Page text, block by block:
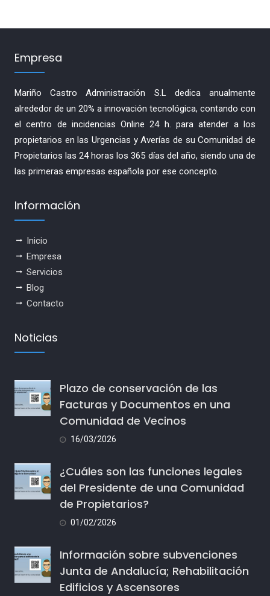
Empresa
Mariño Castro Administración S.L dedica anualmente
alrededor de un 20% a innovación tecnológica, contando con
el centro de incidencias Online 24 h. para atender a los
propietarios en las Urgencias y Averías de su Comunidad de
Propietarios las 24 horas los 365 días del año, siendo una de
las primeras empresas española por ese concepto.
Información
Inicio
Empresa
Servicios
Blog
Contacto
Noticias
Plazo de conservación de las
Facturas y Documentos en una
Comunidad de Vecinos
16/03/2026
¿Cuáles son las funciones legales
del Presidente de una Comunidad
de Propietarios?
01/02/2026
Información sobre subvenciones
Junta de Andalucía; Rehabilitación
Edificios y Ascensores